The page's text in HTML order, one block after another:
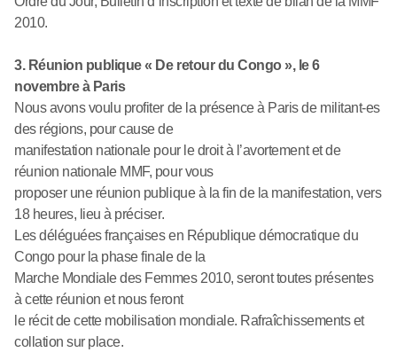
2010.
3. Réunion publique « De retour du Congo », le 6
novembre à Paris
Nous avons voulu profiter de la présence à Paris de militant-es
des régions, pour cause de
manifestation nationale pour le droit à l’avortement et de
réunion nationale MMF, pour vous
proposer une réunion publique à la fin de la manifestation, vers
18 heures, lieu à préciser.
Les déléguées françaises en République démocratique du
Congo pour la phase finale de la
Marche Mondiale des Femmes 2010, seront toutes présentes
à cette réunion et nous feront
le récit de cette mobilisation mondiale. Rafraîchissements et
collation sur place.